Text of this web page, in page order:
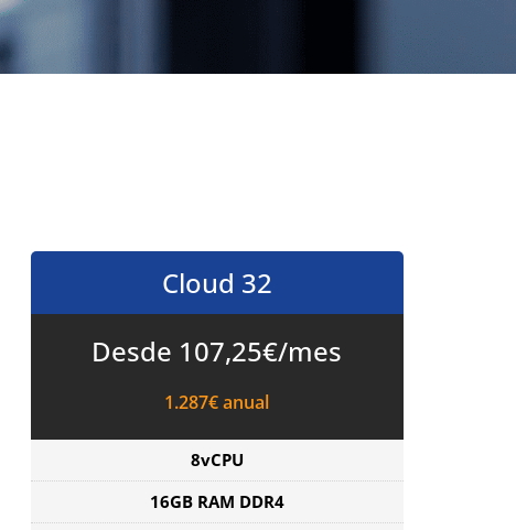
Cloud 32
Desde 107,25€/mes
1.287€ anual
8vCPU
16GB RAM DDR4